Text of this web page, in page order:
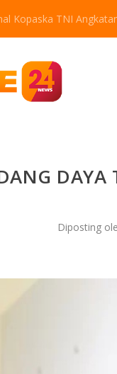
Kopaska TNI
DAYA
Diposting